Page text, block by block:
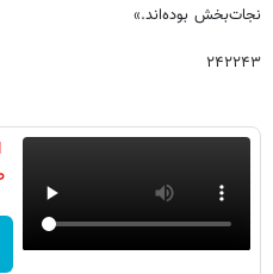
نجات‌بخش بوده‌اند.»
۲۴۲۲۴۳